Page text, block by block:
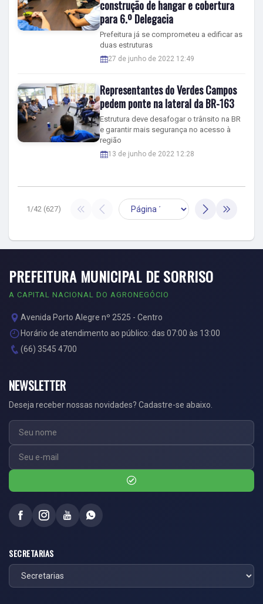
construção de hangar e cobertura
para 6.º Delegacia
Prefeitura já se comprometeu a edificar as
duas estruturas
27 de junho de 2022 12:49
Representantes do Verdes Campos
pedem ponte na lateral da BR-163
Estrutura deve desafogar o trânsito na BR
e garantir mais segurança no acesso à
região
13 de junho de 2022 12:28
1/42 (627)
PREFEITURA MUNICIPAL DE SORRISO
A CAPITAL NACIONAL DO AGRONEGÓCIO
Avenida Porto Alegre nº 2525 - Centro
Horário de atendimento ao público: das 07:00 às 13:00
(66) 3545 4700
NEWSLETTER
Deseja receber nossas novidades? Cadastre-se abaixo.
SECRETARIAS